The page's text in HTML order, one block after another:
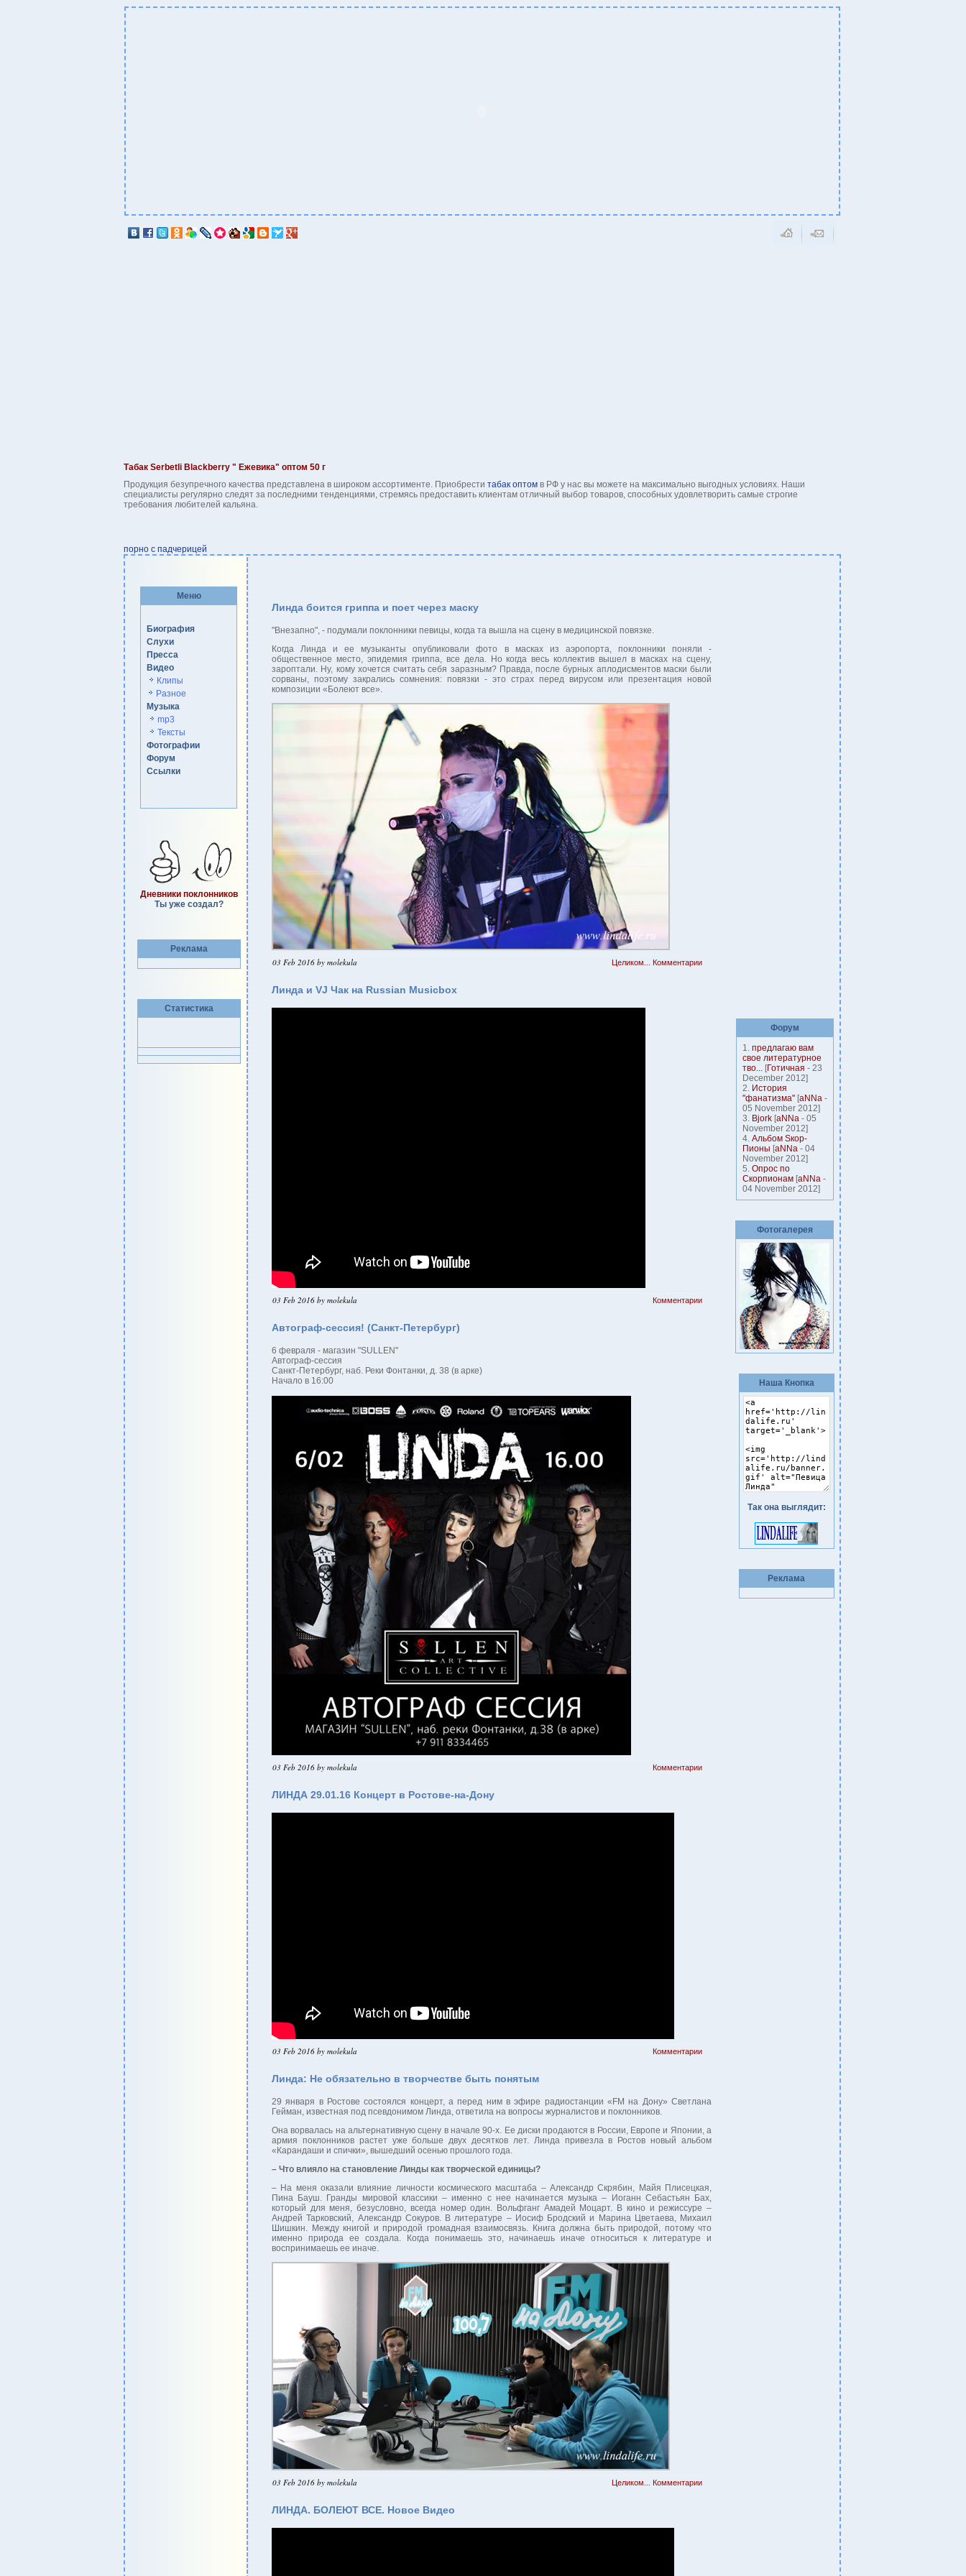
Табак Serbetli Blackberry " Ежевика" оптом 50 г
Продукция безупречного качества представлена в широком ассортименте. Приобрести табак оптомв РФ у нас вы можете на максимально выгодных условиях. Наши
специалисты регулярно следят за последними тенденциями, стремясь предоставить клиентам отличный выбор товаров, способных удовлетворить самые строгие
требования любителей кальяна.
порно с падчерицей
Меню
Биография
Слухи
Пресса
Видео
Клипы
Разное
Музыка
mp3
Тексты
Фотографии
Форум
Ссылки
Дневники поклонников
Ты уже создал?
Реклама
Статистика
Линда боится гриппа и поет через маску
"Внезапно", - подумали поклонники певицы, когда та вышла на сцену в медицинской повязке.
Когда Линда и ее музыканты опубликовали фото в масках из аэропорта, поклонники поняли -
общественное место, эпидемия гриппа, все дела. Но когда весь коллектив вышел в масках на сцену,
зароптали. Ну, кому хочется считать себя заразным? Правда, после бурных аплодисментов маски были
сорваны, поэтому закрались сомнения: повязки - это страх перед вирусом или презентация новой
композиции «Болеют все».
03 Feb 2016 by molekula Целиком... Комментарии
Линда и VJ Чак на Russian Musicbox
03 Feb 2016 by molekula Комментарии
Автограф-сессия! (Санкт-Петербург)
6 февраля - магазин "SULLEN"
Автограф-сессия
Санкт-Петербург, наб. Реки Фонтанки, д. 38 (в арке)
Начало в 16:00
03 Feb 2016 by molekula Комментарии
ЛИНДА 29.01.16 Концерт в Ростове-на-Дону
03 Feb 2016 by molekula Комментарии
Линда: Не обязательно в творчестве быть понятым
29 января в Ростове состоялся концерт, а перед ним в эфире радиостанции «FM на Дону» Светлана
Гейман, известная под псевдонимом Линда, ответила на вопросы журналистов и поклонников.
Она ворвалась на альтернативную сцену в начале 90-х. Ее диски продаются в России, Европе и Японии, а
армия поклонников растет уже больше двух десятков лет. Линда привезла в Ростов новый альбом
«Карандаши и спички», вышедший осенью прошлого года.
– Что влияло на становление Линды как творческой единицы?
– На меня оказали влияние личности космического масштаба – Александр Скрябин, Майя Плисецкая,
Пина Бауш. Гранды мировой классики – именно с нее начинается музыка – Иоганн Себастьян Бах,
который для меня, безусловно, всегда номер один. Вольфганг Амадей Моцарт. В кино и режиссуре –
Андрей Тарковский, Александр Сокуров. В литературе – Иосиф Бродский и Марина Цветаева, Михаил
Шишкин. Между книгой и природой громадная взаимосвязь. Книга должна быть природой, потому что
именно природа ее создала. Когда понимаешь это, начинаешь иначе относиться к литературе и
воспринимаешь ее иначе.
03 Feb 2016 by molekula Целиком... Комментарии
ЛИНДА. БОЛЕЮТ ВСЕ. Новое Видео
Форум
1. предлагаю вам
свое литературное
тво...[Готичная - 23
December 2012]
2. История
"фанатизма"[aNNa-
05 November 2012]
3. Bjork[aNNa- 05
November 2012]
4. Альбом Sкор-
Пионы [aNNa- 04
November 2012]
5. Опрос по
Скорпионам[aNNa-
04 November 2012]
Фотогалерея
Наша Кнопка
Так она выглядит:
Реклама